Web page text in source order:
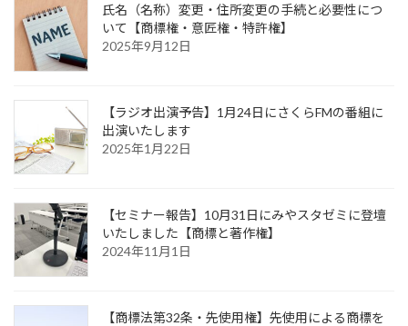
氏名（名称）変更・住所変更の手続と必要性につ
いて【商標権・意匠権・特許権】
2025年9月12日
【ラジオ出演予告】1月24日にさくらFMの番組に
出演いたします
2025年1月22日
【セミナー報告】10月31日にみやスタゼミに登壇
いたしました【商標と著作権】
2024年11月1日
【商標法第32条・先使用権】先使用による商標を